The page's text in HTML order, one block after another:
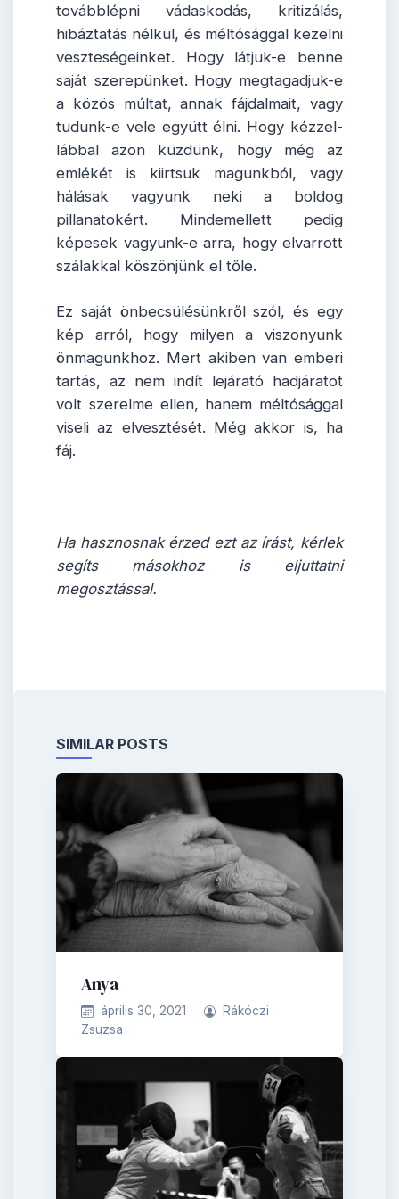
továbblépni vádaskodás, kritizálás,
hibáztatás nélkül, és méltósággal kezelni
veszteségeinket. Hogy látjuk-e benne
saját szerepünket. Hogy megtagadjuk-e
a közös múltat, annak fájdalmait, vagy
tudunk-e vele együtt élni. Hogy kézzel-
lábbal azon küzdünk, hogy még az
emlékét is kiirtsuk magunkból, vagy
hálásak vagyunk neki a boldog
pillanatokért. Mindemellett pedig
képesek vagyunk-e arra, hogy elvarrott
szálakkal köszönjünk el tőle.
Ez saját önbecsülésünkről szól, és egy
kép arról, hogy milyen a viszonyunk
önmagunkhoz. Mert akiben van emberi
tartás, az nem indít lejárató hadjáratot
volt szerelme ellen, hanem méltósággal
viseli az elvesztését. Még akkor is, ha
fáj.
Ha hasznosnak érzed ezt az írást, kérlek
segíts másokhoz is eljuttatni
megosztással.
SIMILAR POSTS
Anya
április 30, 2021
Rákóczi
Zsuzsa